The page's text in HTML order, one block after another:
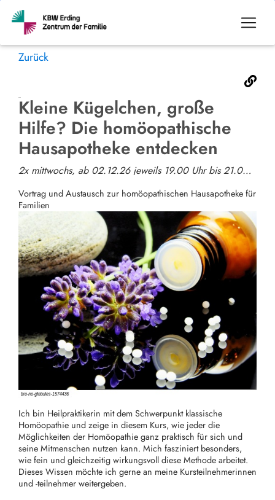
Zurück
Kleine Kügelchen, große
Hilfe? Die homöopathische
Hausapotheke entdecken
2x mittwochs, ab 02.12.26 jeweils 19.00 Uhr bis 21.00 Uhr
Vortrag und Austausch zur homöopathischen Hausapotheke für
Familien
Ich bin Heilpraktikerin mit dem Schwerpunkt klassische
Homöopathie und zeige in diesem Kurs, wie jeder die
Möglichkeiten der Homöopathie ganz praktisch für sich und
seine Mitmenschen nutzen kann. Mich fasziniert besonders,
wie fein und gleichzeitig wirkungsvoll diese Methode arbeitet.
Dieses Wissen möchte ich gerne an meine Kursteilnehmerinnen
und -teilnehmer weitergeben.